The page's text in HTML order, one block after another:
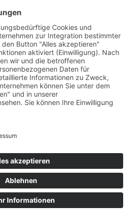
um die gewünschten Beiträge
Versand ab 75,- €
in Europa
als Geschenk